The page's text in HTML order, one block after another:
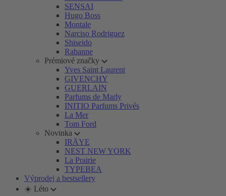
SENSAI
Hugo Boss
Montale
Narciso Rodriguez
Shiseido
Rabanne
Prémiové značky
Yves Saint Laurent
GIVENCHY
GUERLAIN
Parfums de Marly
INITIO Parfums Privés
La Mer
Tom Ford
Novinka
IRÄYE
NEST NEW YORK
La Prairie
TYPEBEA
Výprodej a bestsellery
☀️ Léto